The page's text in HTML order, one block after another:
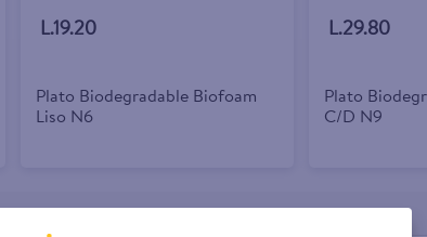
L.19.20
Plato Biodegradable Biofoam
Liso N6
L.29.80
Plato
C/D N9